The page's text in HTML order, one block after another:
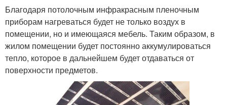
Благодаря потолочным инфракрасным пленочным
приборам нагреваться будет не только воздух в
помещении, но и имеющаяся мебель. Таким образом, в
жилом помещении будет постоянно аккумулироваться
тепло, которое в дальнейшем будет отдаваться от
поверхности предметов.